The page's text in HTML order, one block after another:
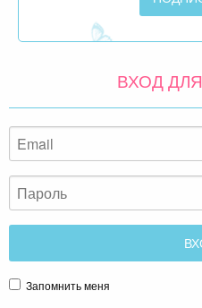
ВХОД
Запомнить меня